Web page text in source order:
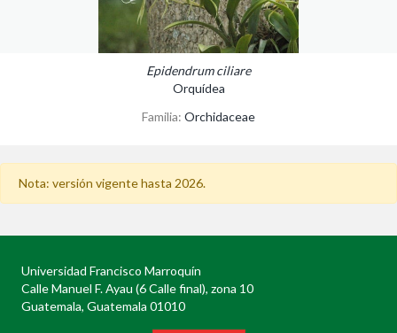
Epidendrum ciliare
Orquídea
Familia: Orchidaceae
Nota: versión vigente hasta 2026.
Universidad Francisco Marroquín
Calle Manuel F. Ayau (6 Calle final), zona 10
Guatemala, Guatemala 01010